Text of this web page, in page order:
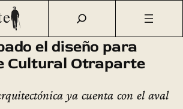
Archivo de prensa
Aprobado
para Parque Cultural Otraparte
el diseño para
Cultural Otraparte
ya cuenta con el aval